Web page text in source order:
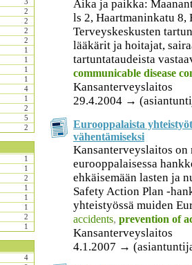
3
2
2
2
2
1
1
1
1
4
1
2
5
2
1
1
2
1
1
1
2
1
4
Aika ja paikka:
ls 2, Haartmaninkatu
Terveyskeskusten
lääkärit ja hoitajat,
tartuntataudeista
communicable disease
Kansanterveyslaitos
29.4.2004 →
Eurooppalaista
vähentämiseksi
Kansanterveyslaitos on
eurooppalaisessa
ehkäisemään lasten ja
Safety Action Plan -
yhteistyössä muiden
accidents, prevention of
Kansanterveyslaitos
4.1.2007 →